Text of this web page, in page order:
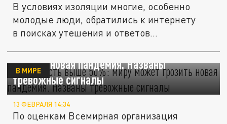
В условиях изоляции многие, особенно
молодые люди, обратились к интернету
в поисках утешения и ответов...
"Смертность выше 50%": миру может
грозить новая пандемия. Названы
тревожные сигналы
В МИРЕ
13 ФЕВРАЛЯ 14:34
По оценкам Всемирная организация